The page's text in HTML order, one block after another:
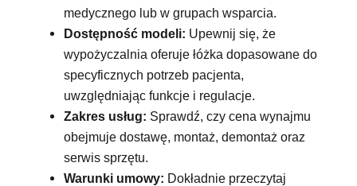
medycznego lub w grupach wsparcia.
Dostępność modeli: Upewnij się, że
wypożyczalnia oferuje łóżka dopasowane do
specyficznych potrzeb pacjenta,
uwzględniając funkcje i regulacje.
Zakres usług: Sprawdź, czy cena wynajmu
obejmuje dostawę, montaż, demontaż oraz
serwis sprzętu.
Warunki umowy: Dokładnie przeczytaj